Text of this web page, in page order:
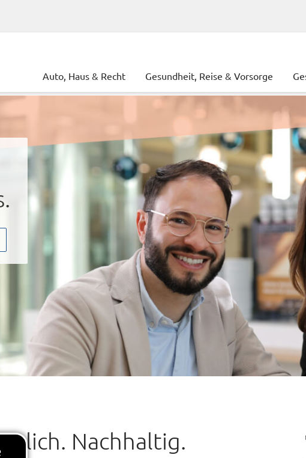
Auto, Haus & Recht Gesundheit, Reise & Vorsorge
Nachhaltig.